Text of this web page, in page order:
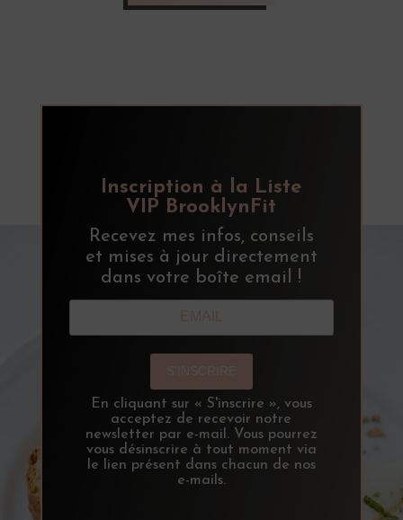
Inscription à la Liste
VIP BrooklynFit
Recevez mes infos, conseils
et mises à jour directement
dans votre boîte email !
En cliquant sur « S'inscrire », vous
acceptez de recevoir notre
newsletter par e-mail. Vous pourrez
vous désinscrire à tout moment via
le lien présent dans chacun de nos
e-mails.